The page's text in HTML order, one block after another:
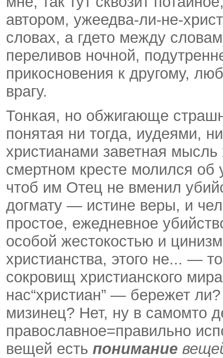
автором, уже­едва-ли-не-
словах, а где­то между
переливов ночной,
прикосновения к другому,
врагу.
Тонкая, но обжигающе
понятая ни тогда, иудеями,
христианами заветная
смертном кресте молился
чтоб им Отец не вменил
догмату — истине веры, и
простое, ежедневное
особой жестокостью и
христианства, этого не... —
сокровищ христианского
нас­“христиан” — бережет
мизинец? Нет, ну в самом­то
православное=правильно
вещей есть понимание